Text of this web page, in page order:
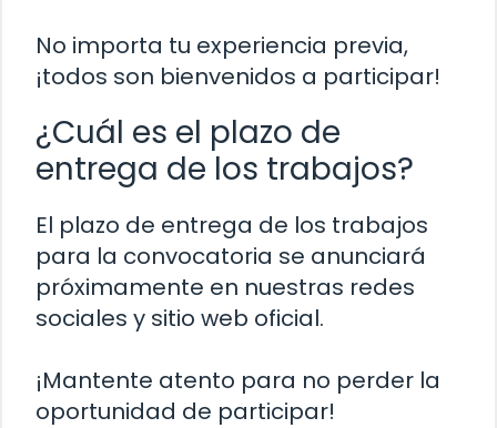
No importa tu experiencia previa,
¡todos son bienvenidos a participar!
¿Cuál es el plazo de
entrega de los trabajos?
El plazo de entrega de los trabajos
para la convocatoria se anunciará
próximamente en nuestras redes
sociales y sitio web oficial.
¡Mantente atento para no perder la
oportunidad de participar!